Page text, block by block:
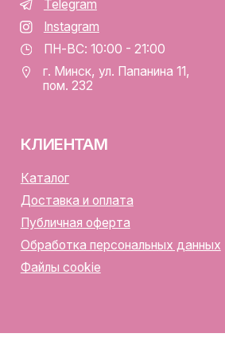
оферта
персональных данных
cookie